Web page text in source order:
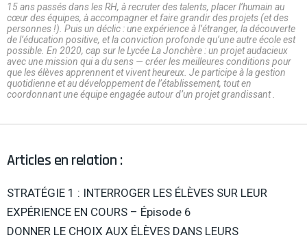
15 ans passés dans les RH, à recruter des talents, placer l’humain au
cœur des équipes, à accompagner et faire grandir des projets (et des
personnes !). Puis un déclic : une expérience à l’étranger, la découverte
de l’éducation positive, et la conviction profonde qu’une autre école est
possible. En 2020, cap sur le Lycée La Jonchère : un projet audacieux
avec une mission qui a du sens — créer les meilleures conditions pour
que les élèves apprennent et vivent heureux. Je participe à la gestion
quotidienne et au développement de l’établissement, tout en
coordonnant une équipe engagée autour d’un projet grandissant .
Articles en relation :
STRATÉGIE 1 : INTERROGER LES ÉLÈVES SUR LEUR
EXPÉRIENCE EN COURS – Épisode 6
DONNER LE CHOIX AUX ÉLÈVES DANS LEURS